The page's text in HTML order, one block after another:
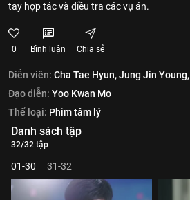
tay hợp tác và điều tra các vụ án.
0 Bình luận Chia sẻ
Diễn viên: Cha Tae Hyun,Jung Jin Young,
Đạo diễn: Yoo Kwan Mo
Thể loại: Phim tâm lý
Danh sách tập
32/32 tập
01-30 31-32